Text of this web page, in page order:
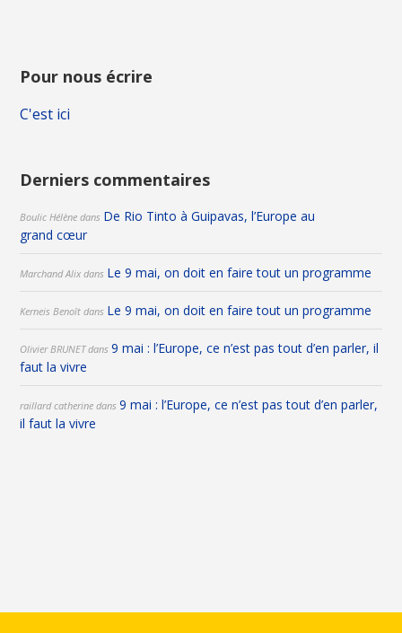
Pour nous écrire
C'est ici
Derniers commentaires
Boulic Hélène dans De Rio Tinto à Guipavas, l’Europe au
grand cœur
Marchand Alix dans Le 9 mai, on doit en faire tout un programme
Kerneis Benoît dans Le 9 mai, on doit en faire tout un programme
Olivier BRUNETdans9 mai : l’Europe, ce n’est pas tout d’en parler, il
faut la vivre
raillard catherine dans9 mai : l’Europe, ce n’est pas tout d’en parler,
il faut la vivre